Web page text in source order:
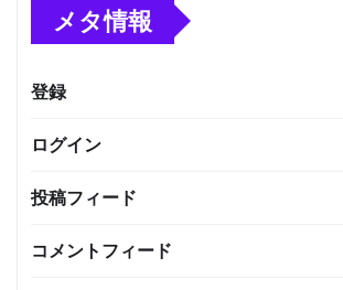
メタ情報
登録
ログイン
投稿フィード
コメントフィード